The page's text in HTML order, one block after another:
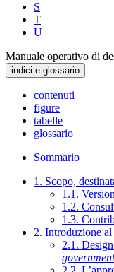
S
T
U
Manuale operativo di
indici e glossario
contenuti
figure
tabelle
glossario
Sommario
1. Scopo,
1.1.
1.2.
1.3.
2. Introduzione
2.1.
government